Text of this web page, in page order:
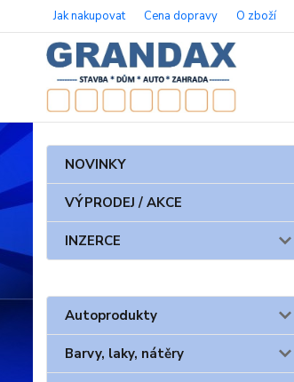
Jak nakupovat Cena dopravy O zboží
NOVINKY
VÝPRODEJ / AKCE
INZERCE
Autoprodukty
Barvy, laky, nátěry